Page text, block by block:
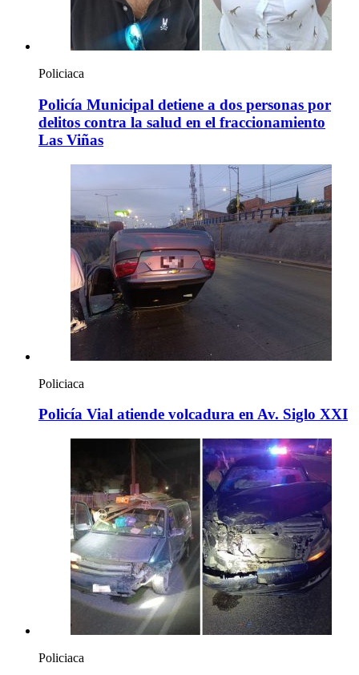
Policiaca
Policía Municipal detiene a dos personas por
delitos contra la salud en el fraccionamiento
Las Viñas
Policiaca
Policía Vial atiende volcadura en Av. Siglo XXI
Policiaca